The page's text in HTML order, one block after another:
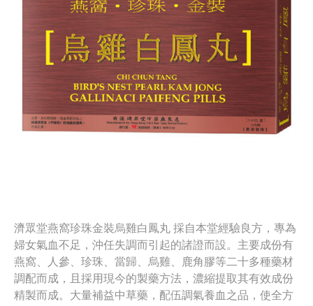
濟眾堂燕窩珍珠金裝烏雞白鳳丸 採自本堂經驗良方，專為
婦女氣血不足，沖任失調而引起的諸證而設。主要成份有
燕窩、人參、珍珠、當歸、烏雞、鹿角膠等二十多種藥材
調配而成，且採用現今的製藥方法，濃縮提取其有效成份
精製而成。大量補益中草藥，配伍調氣養血之品，使全方